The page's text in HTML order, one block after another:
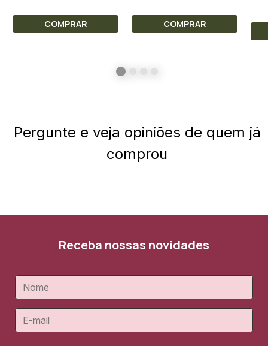
COMPRAR COMPRAR
Pergunte e veja opiniões de quem já
comprou
Receba nossas novidades